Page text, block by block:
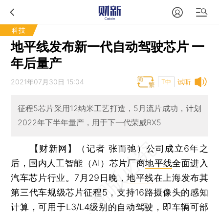
科技
地平线发布新一代自动驾驶芯片 一
年后量产
试听
2021年07月30日 15:04 T中
征程5芯片采用12纳米工艺打造，5月流片成功，计划
2022年下半年量产，用于下一代荣威RX5
【财新网】（记者 张而弛） 公司成立6年之
后，国内人工智能（AI）芯片厂商地平线全面进入
汽车芯片行业。7月29日晚，地平线在上海发布其
第三代车规级芯片征程5，支持16路摄像头的感知
计算，可用于L3/L4级别的自动驾驶，即车辆可部